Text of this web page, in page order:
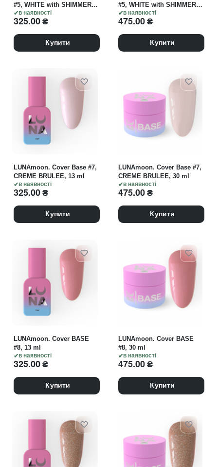
в наявності
#5, WHITE with SHIMMER,
13 ml
325.00₴
Купити
в наявності
#5, WHITE with SHIMMER,
30 ml без пензлика
475.00₴
Купити
в наявності
LUNAmoon. Cover Base #7,
CREME BRULEE, 13 ml
325.00₴
Купити
в наявності
LUNAmoon. Cover Base #7,
CREME BRULEE, 30 ml
475.00₴
Купити
в наявності
LUNAmoon. Cover BASE
#8, 13 ml
325.00₴
Купити
в наявності
LUNAmoon. Cover BASE
#8, 30 ml
475.00₴
Купити